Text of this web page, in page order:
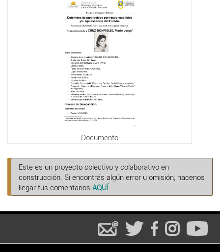
Documento
Este es un proyecto colectivo y colaborativo en
construcción. Si encontrás algún error u omisión, hacenos
llegar tus comentarios AQUÍ